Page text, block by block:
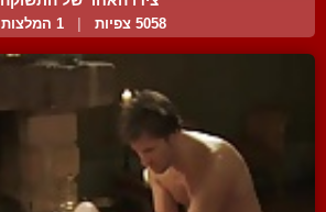
5058 צפיות 1 המלצות